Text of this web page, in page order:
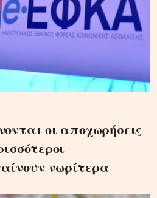
οι αποχωρήσεις
νωρίτερα